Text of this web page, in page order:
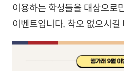
이용하는 학생들을 대상으로
이벤트입니다. 착오 없으시